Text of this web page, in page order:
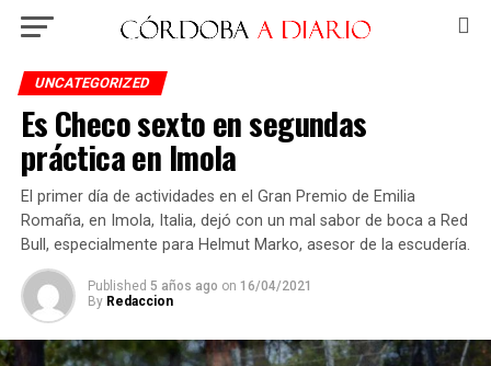
UNCATEGORIZED
Es Checo sexto en segundas
práctica en Imola
El primer día de actividades en el Gran Premio de Emilia
Romaña, en Imola, Italia, dejó con un mal sabor de boca a Red
Bull, especialmente para Helmut Marko, asesor de la escudería.
Published 5 años ago on 16/04/2021
By Redaccion